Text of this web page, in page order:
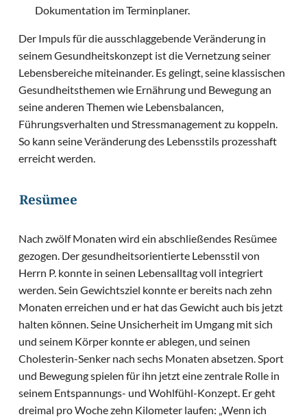
Dokumentation im Terminplaner.
Der Impuls für die ausschlaggebende Veränderung in
seinem Gesundheitskonzept ist die Vernetzung seiner
Lebensbereiche miteinander. Es gelingt, seine klassischen
Gesundheitsthemen wie Ernährung und Bewegung an
seine anderen Themen wie Lebensbalancen,
Führungsverhalten und Stressmanagement zu koppeln.
So kann seine Veränderung des Lebensstils prozesshaft
erreicht werden.
Resümee
Nach zwölf Monaten wird ein abschließendes Resümee
gezogen. Der gesundheitsorientierte Lebensstil von
Herrn P. konnte in seinen Lebensalltag voll integriert
werden. Sein Gewichtsziel konnte er bereits nach zehn
Monaten erreichen und er hat das Gewicht auch bis jetzt
halten können. Seine Unsicherheit im Umgang mit sich
und seinem Körper konnte er ablegen, und seinen
Cholesterin-Senker nach sechs Monaten absetzen. Sport
und Bewegung spielen für ihn jetzt eine zentrale Rolle in
seinem Entspannungs- und Wohlfühl-Konzept. Er geht
dreimal pro Woche zehn Kilometer laufen: „Wenn ich